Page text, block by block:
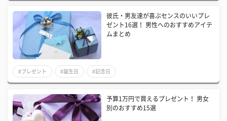
彼氏・男友達が喜ぶセンスのいいプレ
ゼント16選！ 男性へのおすすめアイテ
ムまとめ
#プレゼント #誕生日 #記念日
予算1万円で買えるプレゼント！ 男女
別のおすすめ15選